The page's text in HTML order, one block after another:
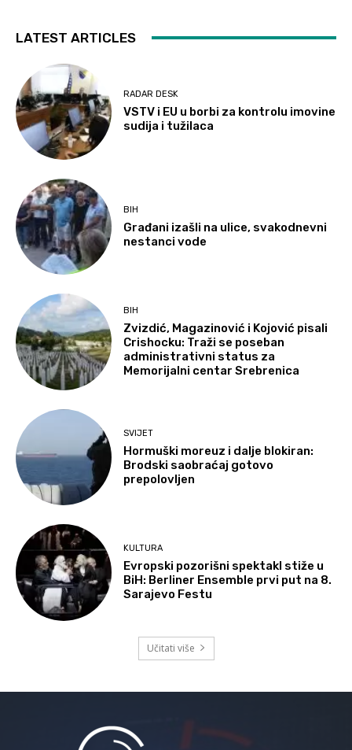
LATEST ARTICLES
RADAR DESK
VSTV i EU u borbi za kontrolu imovine
sudija i tužilaca
BIH
Građani izašli na ulice, svakodnevni
nestanci vode
BIH
Zvizdić, Magazinović i Kojović pisali
Crishocku: Traži se poseban
administrativni status za
Memorijalni centar Srebrenica
SVIJET
Hormuški moreuz i dalje blokiran:
Brodski saobraćaj gotovo
prepolovljen
KULTURA
Evropski pozorišni spektakl stiže u
BiH: Berliner Ensemble prvi put na 8.
Sarajevo Festu
Učitati više